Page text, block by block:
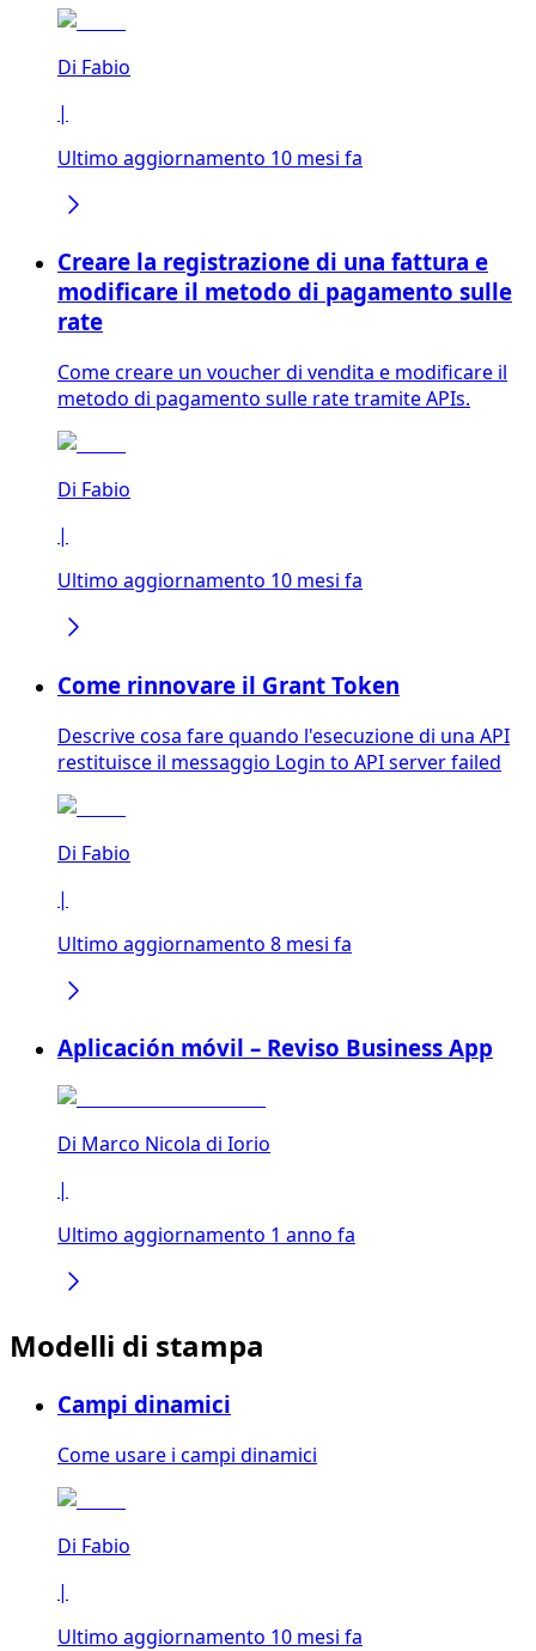
Di Fabio
|
Ultimo aggiornamento 10 mesi fa
Creare la registrazione di una fattura e
modificare il metodo di pagamento sulle
rate
Come creare un voucher di vendita e modificare il
metodo di pagamento sulle rate tramite APIs.
Di Fabio
|
Ultimo aggiornamento 10 mesi fa
Come rinnovare il Grant Token
Descrive cosa fare quando l'esecuzione di una API
restituisce il messaggio Login to API server failed
Di Fabio
|
Ultimo aggiornamento 8 mesi fa
Aplicación móvil – Reviso Business App
Di Marco Nicola di Iorio
|
Ultimo aggiornamento 1 anno fa
Modelli di stampa
Campi dinamici
Come usare i campi dinamici
Di Fabio
|
Ultimo aggiornamento 10 mesi fa